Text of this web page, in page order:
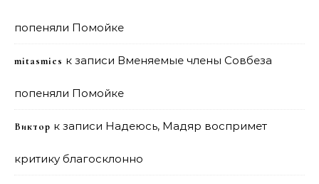
попеняли Помойке
mitasmies к записи Вменяемые члены Совбеза
попеняли Помойке
Виктор к записи Надеюсь, Мадяр воспримет
критику благосклонно